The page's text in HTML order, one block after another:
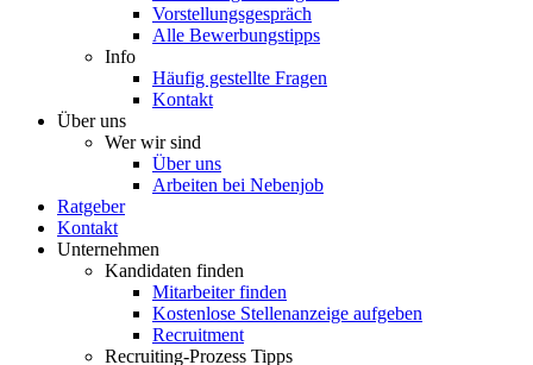
Vorstellungsgespräch
Alle Bewerbungstipps
Info
Häufig gestellte Fragen
Kontakt
Über uns
Wer wir sind
Über uns
Arbeiten bei Nebenjob
Ratgeber
Kontakt
Unternehmen
Kandidaten finden
Mitarbeiter finden
Kostenlose Stellenanzeige aufgeben
Recruitment
Recruiting-Prozess Tipps